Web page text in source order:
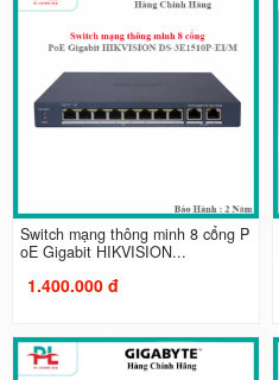
Switch mạng thông minh 8 cổng P
oE Gigabit HIKVISION...
1.400.000 đ